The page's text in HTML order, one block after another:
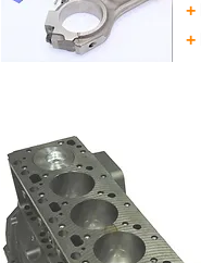
+
+